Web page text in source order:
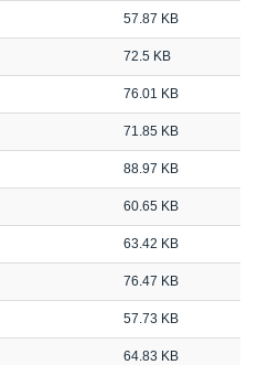
57.87 KB
72.5 KB
76.01 KB
71.85 KB
88.97 KB
60.65 KB
63.42 KB
76.47 KB
57.73 KB
64.83 KB